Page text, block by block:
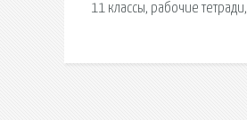
11 классы, рабочие